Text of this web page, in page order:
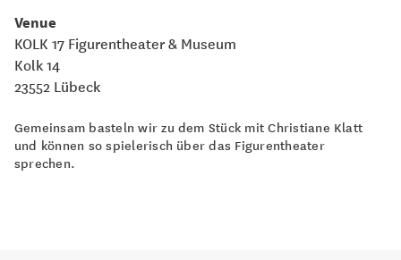
Gemeinsam basteln wir zu dem Stück mit Christiane Klatt
und können so spielerisch über das Figurentheater
sprechen.
Venue
KOLK 17 Figurentheater & Museum
Kolk 14
23552 Lübeck